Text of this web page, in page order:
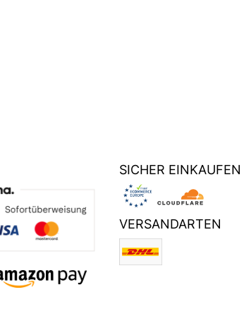
SICHER EINKAUFEN
VERSANDARTEN